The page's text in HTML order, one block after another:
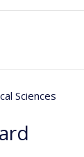
Sciences